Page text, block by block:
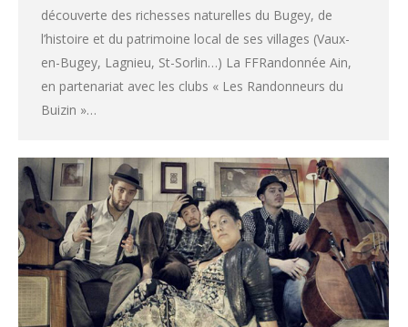
découverte des richesses naturelles du Bugey, de
l’histoire et du patrimoine local de ses villages (Vaux-
en-Bugey, Lagnieu, St-Sorlin…) La FFRandonnée Ain,
en partenariat avec les clubs « Les Randonneurs du
Buizin »…